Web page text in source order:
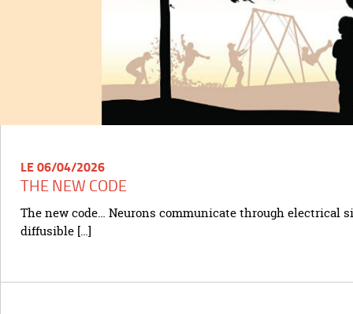
LE 06/04/2026
THE NEW CODE
The new code… Neurons communicate through electrical
diffusible […]